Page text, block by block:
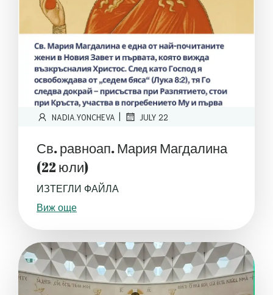
NADIA.YONCHEVA | JULY 22
Св. равноап. Мария Магдалина
(22 юли)
ИЗТЕГЛИ ФАЙЛА
Виж още